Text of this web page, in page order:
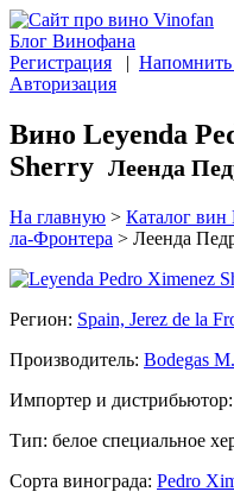
Блог Винофана
Регистрация | Напомнить
Авторизация
Вино Leyenda
Sherry Леенда
На главную > Каталог вин
ла-Фронтера > Леенда
Регион: Spain, Jerez de la
Производитель: Bodegas
Импортер и дистрибьютор:
Тип: белое специальное
Сорта винограда: Pedro